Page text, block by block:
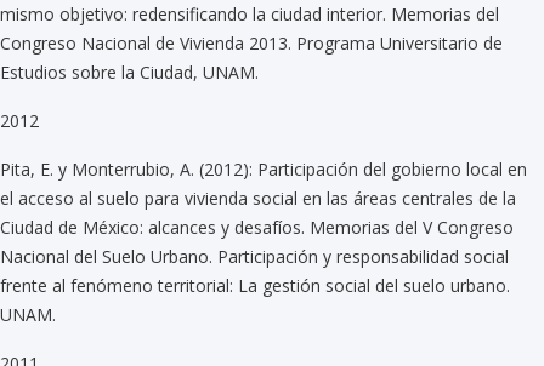
mismo objetivo: redensificando la ciudad interior. Memorias del
Congreso Nacional de Vivienda 2013. Programa Universitario de
Estudios sobre la Ciudad, UNAM.
2012
Pita, E. y Monterrubio, A. (2012): Participación del gobierno local en
el acceso al suelo para vivienda social en las áreas centrales de la
Ciudad de México: alcances y desafíos. Memorias del V Congreso
Nacional del Suelo Urbano. Participación y responsabilidad social
frente al fenómeno territorial: La gestión social del suelo urbano.
UNAM.